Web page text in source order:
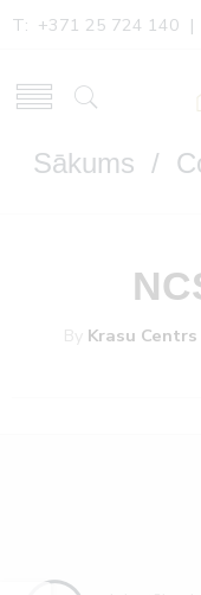
T: +371 25 724 140 |
Sākums /
By Krasu